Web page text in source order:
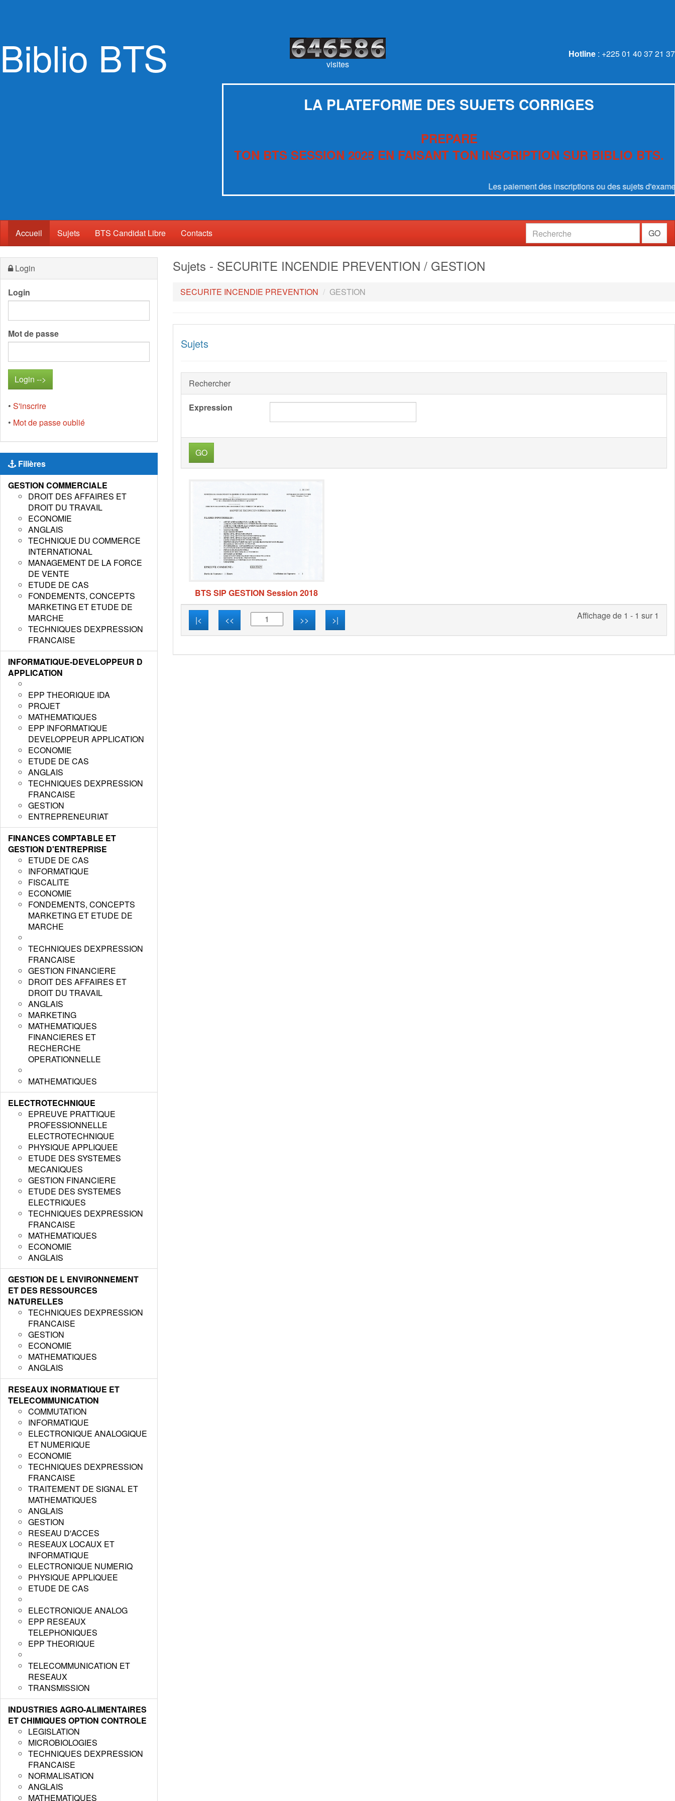
Biblio BTS visites
Hotline : +225 01 40 37 21 37
LA PLATEFORME DES SUJETS CORRIGES
PREPARE
TON BTS SESSION 2025 EN FAISANT TON INSCRIPTION SUR BIBLIO BTS.
Les paiement des inscriptions ou des sujets d'examen se
Accueil (current)
Sujets BTS Candidat Libre Contacts GO
Login
Login
Mot de passe
• S'inscrire
• Mot de passe oublié
Filières
GESTION COMMERCIALE
DROIT DES AFFAIRES ET
DROIT DU TRAVAIL
ECONOMIE
ANGLAIS
TECHNIQUE DU COMMERCE
INTERNATIONAL
MANAGEMENT DE LA FORCE
DE VENTE
ETUDE DE CAS
FONDEMENTS, CONCEPTS
MARKETING ET ETUDE DE
MARCHE
TECHNIQUES DEXPRESSION
FRANCAISE
INFORMATIQUE-DEVELOPPEUR D
APPLICATION
EPP THEORIQUE IDA
PROJET
MATHEMATIQUES
EPP INFORMATIQUE
DEVELOPPEUR APPLICATION
ECONOMIE
ETUDE DE CAS
ANGLAIS
TECHNIQUES DEXPRESSION
FRANCAISE
GESTION
ENTREPRENEURIAT
FINANCES COMPTABLE ET
GESTION D'ENTREPRISE
ETUDE DE CAS
INFORMATIQUE
FISCALITE
ECONOMIE
FONDEMENTS, CONCEPTS
MARKETING ET ETUDE DE
MARCHE
TECHNIQUES DEXPRESSION
FRANCAISE
GESTION FINANCIERE
DROIT DES AFFAIRES ET
DROIT DU TRAVAIL
ANGLAIS
MARKETING
MATHEMATIQUES
FINANCIERES ET
RECHERCHE
OPERATIONNELLE
MATHEMATIQUES
ELECTROTECHNIQUE
EPREUVE PRATTIQUE
PROFESSIONNELLE
ELECTROTECHNIQUE
PHYSIQUE APPLIQUEE
ETUDE DES SYSTEMES
MECANIQUES
GESTION FINANCIERE
ETUDE DES SYSTEMES
ELECTRIQUES
TECHNIQUES DEXPRESSION
FRANCAISE
MATHEMATIQUES
ECONOMIE
ANGLAIS
GESTION DE L ENVIRONNEMENT
ET DES RESSOURCES
NATURELLES
TECHNIQUES DEXPRESSION
FRANCAISE
GESTION
ECONOMIE
MATHEMATIQUES
ANGLAIS
RESEAUX INORMATIQUE ET
TELECOMMUNICATION
COMMUTATION
INFORMATIQUE
ELECTRONIQUE ANALOGIQUE
ET NUMERIQUE
ECONOMIE
TECHNIQUES DEXPRESSION
FRANCAISE
TRAITEMENT DE SIGNAL ET
MATHEMATIQUES
ANGLAIS
GESTION
RESEAU D'ACCES
RESEAUX LOCAUX ET
INFORMATIQUE
ELECTRONIQUE NUMERIQ
PHYSIQUE APPLIQUEE
ETUDE DE CAS
ELECTRONIQUE ANALOG
EPP RESEAUX
TELEPHONIQUES
EPP THEORIQUE
TELECOMMUNICATION ET
RESEAUX
TRANSMISSION
INDUSTRIES AGRO-ALIMENTAIRES
ET CHIMIQUES OPTION CONTROLE
LEGISLATION
MICROBIOLOGIES
TECHNIQUES DEXPRESSION
FRANCAISE
NORMALISATION
ANGLAIS
MATHEMATIQUES
Sujets - SECURITE INCENDIE PREVENTION / GESTION
SECURITE INCENDIE PREVENTION GESTION
Sujets
Rechercher
Expression
GO
BTS SIP GESTION Session 2018
|< << >> >| Affichage de 1 - 1 sur 1